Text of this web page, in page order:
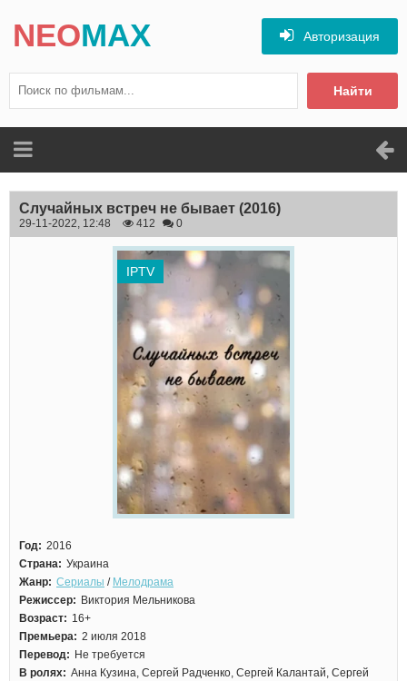
NEOMAX
Найти
Авторизация
Случайных встреч не бывает (2016)
29-11-2022, 12:48 412 0
IPTV
Год: 2016
Страна: Украина
Жанр: Сериалы / Мелодрама
Режиссер: Виктория Мельникова
Возраст: 16+
Премьера: 2 июля 2018
Перевод: Не требуется
В ролях: Анна Кузина, Сергей Радченко, Сергей Калантай, Сергей